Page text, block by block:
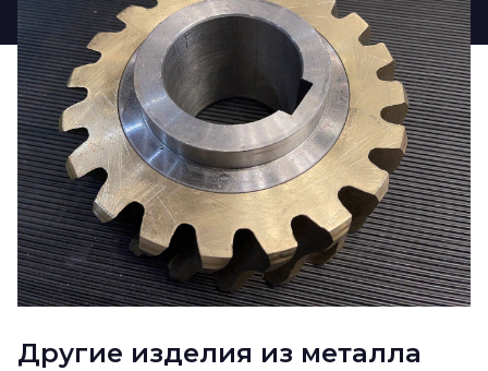
Другие изделия из металла